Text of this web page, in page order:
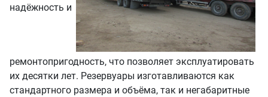
надёжность и
ремонтопригодность, что позволяет эксплуатировать
их десятки лет. Резервуары изготавливаются как
стандартного размера и объёма, так и негабаритные